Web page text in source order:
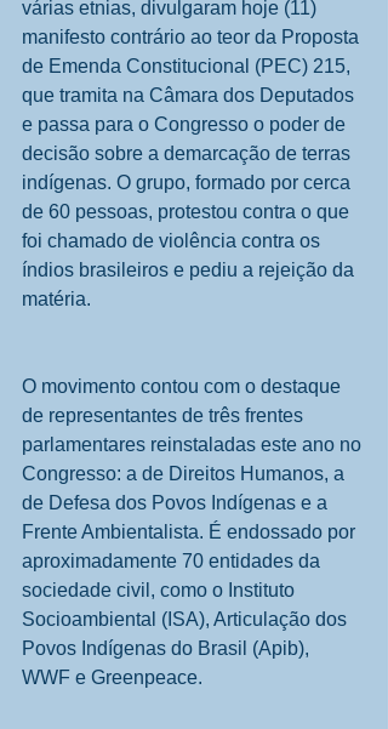
várias etnias, divulgaram hoje (11)
manifesto contrário ao teor da Proposta
de Emenda Constitucional (PEC) 215,
que tramita na Câmara dos Deputados
e passa para o Congresso o poder de
decisão sobre a demarcação de terras
indígenas. O grupo, formado por cerca
de 60 pessoas, protestou contra o que
foi chamado de violência contra os
índios brasileiros e pediu a rejeição da
matéria.
O movimento contou com o destaque
de representantes de três frentes
parlamentares reinstaladas este ano no
Congresso: a de Direitos Humanos, a
de Defesa dos Povos Indígenas e a
Frente Ambientalista. É endossado por
aproximadamente 70 entidades da
sociedade civil, como o Instituto
Socioambiental (ISA), Articulação dos
Povos Indígenas do Brasil (Apib),
WWF e Greenpeace.